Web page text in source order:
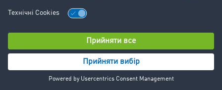
© TIMOCOM GmbH 2024. Всі права захищені.